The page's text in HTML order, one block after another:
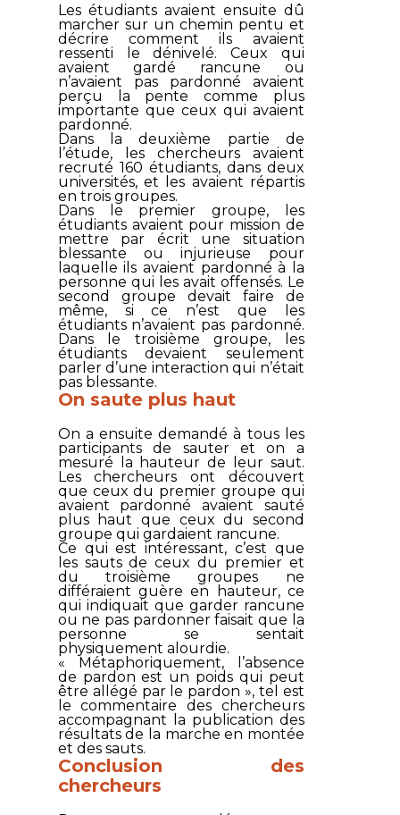
Les étudiants avaient ensuite dû
marcher sur un chemin pentu et
décrire comment ils avaient
ressenti le dénivelé. Ceux qui
avaient gardé rancune ou
n’avaient pas pardonné avaient
perçu la pente comme plus
importante que ceux qui avaient
pardonné.
Dans la deuxième partie de
l’étude, les chercheurs avaient
recruté 160 étudiants, dans deux
universités, et les avaient répartis
en trois groupes.
Dans le premier groupe, les
étudiants avaient pour mission de
mettre par écrit une situation
blessante ou injurieuse pour
laquelle ils avaient pardonné à la
personne qui les avait offensés. Le
second groupe devait faire de
même, si ce n’est que les
étudiants n’avaient pas pardonné.
Dans le troisième groupe, les
étudiants devaient seulement
parler d’une interaction qui n’était
pas blessante.
On saute plus haut
On a ensuite demandé à tous les
participants de sauter et on a
mesuré la hauteur de leur saut.
Les chercheurs ont découvert
que ceux du premier groupe qui
avaient pardonné avaient sauté
plus haut que ceux du second
groupe qui gardaient rancune.
Ce qui est intéressant, c’est que
les sauts de ceux du premier et
du troisième groupes ne
différaient guère en hauteur, ce
qui indiquait que garder rancune
ou ne pas pardonner faisait que la
personne se sentait
physiquement alourdie.
« Métaphoriquement, l’absence
de pardon est un poids qui peut
être allégé par le pardon », tel est
le commentaire des chercheurs
accompagnant la publication des
résultats de la marche en montée
et des sauts.
Conclusion des
chercheurs